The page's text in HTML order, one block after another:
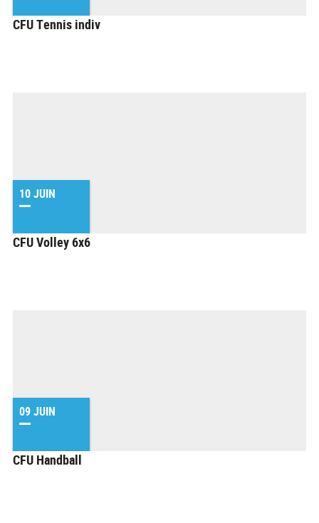
CFU Tennis indiv
10 JUIN
CFU Volley 6x6
09 JUIN
CFU Handball